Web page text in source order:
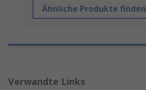
Ähnliche Produkte finden
Verwandte Links